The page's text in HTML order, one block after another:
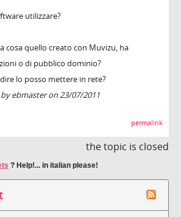
utilizzare?
cosa quello creato con Muvizu, ha
o di pubblico dominio?
lo posso mettere in rete?
ebmaster on 23/07/2011
permalink
the topic is closed
? Help!... in italian please!